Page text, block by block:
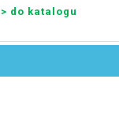
> do katalogu